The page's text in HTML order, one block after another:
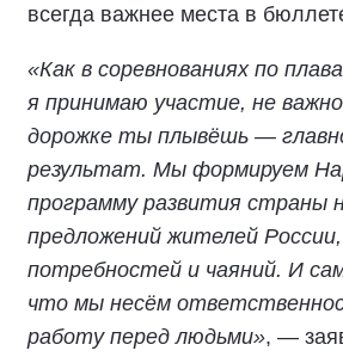
всегда важнее места в
«Как в соревнованиях по
я принимаю участие, не
дорожке ты плывёшь —
результат. Мы формируем
программу развития страны
предложений жителей
потребностей и чаяний. И
что мы несём
работу перед людьми», —